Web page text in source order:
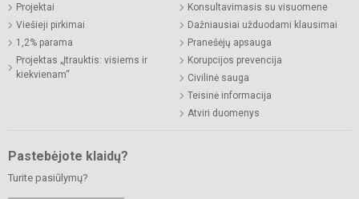
Projektai
Viešieji pirkimai
1,2% parama
Projektas „Įtrauktis: visiems ir
kiekvienam“
Konsultavimasis su visuomene
Dažniausiai užduodami klausimai
Pranešėjų apsauga
Korupcijos prevencija
Civilinė sauga
Teisinė informacija
Atviri duomenys
Pastebėjote klaidų?
Turite pasiūlymų?